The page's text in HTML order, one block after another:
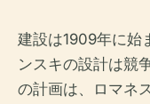
建設は1909年に始
ンスキの設計は競
の計画は、ロマネ